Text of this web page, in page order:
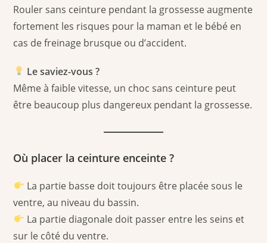
Rouler sans ceinture pendant la grossesse augmente
fortement les risques pour la maman et le bébé en
cas de freinage brusque ou d’accident.
Le saviez-vous ?
Même à faible vitesse, un choc sans ceinture peut
être beaucoup plus dangereux pendant la grossesse.
Où placer la ceinture enceinte ?
La partie basse doit toujours être placée sous le
ventre, au niveau du bassin.
La partie diagonale doit passer entre les seins et
sur le côté du ventre.